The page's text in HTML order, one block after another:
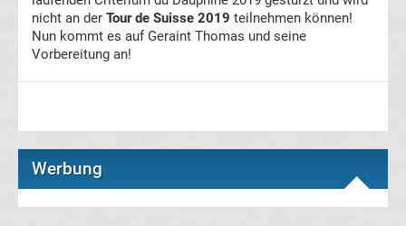
3.
nicht an der Tour de Suisse 2019 teilnehmen können!
Nun kommt es auf Geraint Thomas und seine
Vorbereitung an!
Werbung